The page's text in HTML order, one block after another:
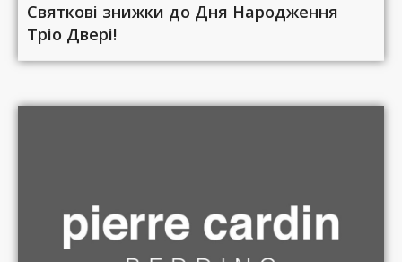
Святкові знижки до Дня Народження
Тріо Двері!